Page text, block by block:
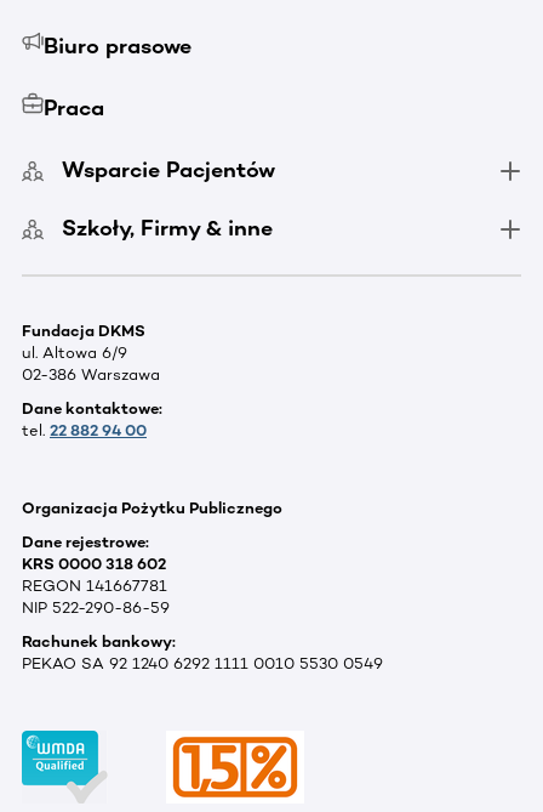
Biuro prasowe
Praca
Wsparcie Pacjentów
Szkoły, Firmy & inne
Fundacja DKMS
ul. Altowa 6/9
02-386 Warszawa
Dane kontaktowe:
tel. 22 882 94 00
Organizacja Pożytku Publicznego
Dane rejestrowe:
KRS 0000 318 602
REGON 141667781
NIP 522-290-86-59
Rachunek bankowy:
PEKAO SA 92 1240 6292 1111 0010 5530 0549